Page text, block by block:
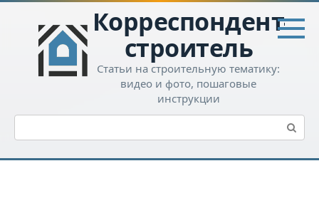
Перейти
контенту
Корреспондент-
строитель
Статьи на строительную тематику:
видео и фото, пошаговые
инструкции
Поиск: